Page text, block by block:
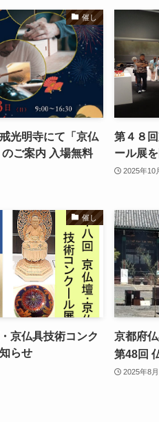
催し
光明寺にて「京仏
ご案内 入場無料
第４８
ール展
2025年10
催し
京仏具技術コンク
らせ
京都府
第48回
2025年8